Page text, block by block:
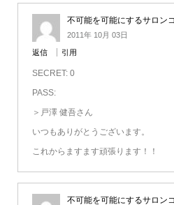
不可能を可能にするサロ
2011年 10月 03日
返信 引用
SECRET: 0
PASS:
＞戸澤 健吾さん
いつもありがとうございます。
これからますます頑張ります！！
不可能を可能にするサロ